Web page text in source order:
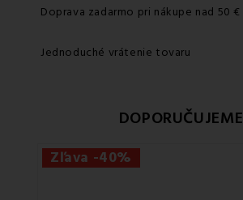
Doprava zadarmo pri nákupe nad 50 €
Jednoduché vrátenie tovaru
DOPORUČUJEME
Zľava -40%